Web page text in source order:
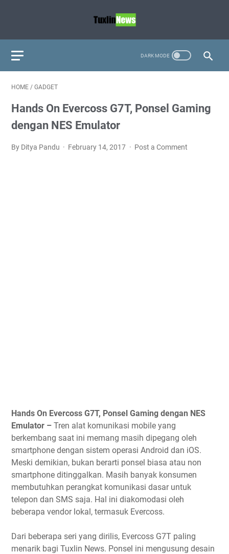
HOME / GADGET
Hands On Evercoss G7T, Ponsel Gaming
dengan NES Emulator
By Ditya Pandu February 14, 2017 Post a Comment
Hands On Evercoss G7T, Ponsel Gaming dengan NES
Emulator – Tren alat komunikasi mobile yang
berkembang saat ini memang masih dipegang oleh
smartphone dengan sistem operasi Android dan iOS.
Meski demikian, bukan berarti ponsel biasa atau non
smartphone ditinggalkan. Masih banyak konsumen
membutuhkan perangkat komunikasi dasar untuk
telepon dan SMS saja. Hal ini diakomodasi oleh
beberapa vendor lokal, termasuk Evercoss.
Dari beberapa seri yang dirilis, Evercoss G7T paling
menarik bagi Tuxlin News. Ponsel ini mengusung desain